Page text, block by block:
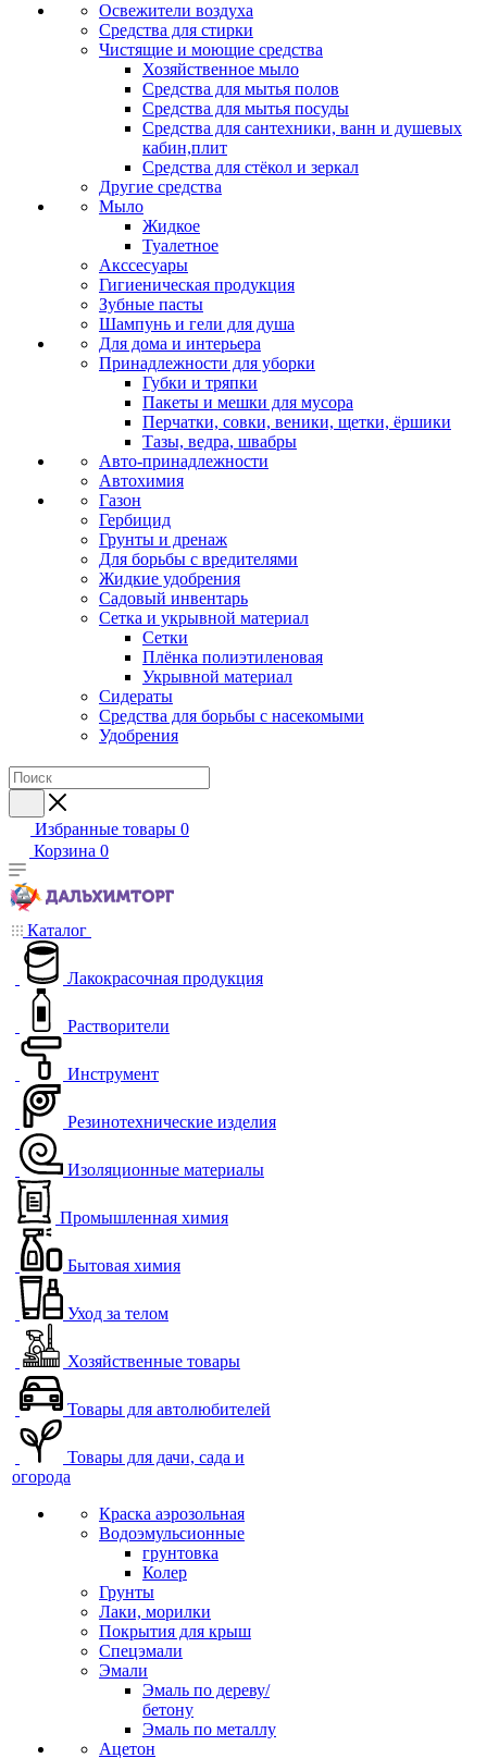
Освежители воздуха
Средства для стирки
Чистящие и моющие средства
Хозяйственное мыло
Средства для мытья полов
Средства для мытья посуды
Средства для сантехники, ванн и душевых
кабин,плит
Средства для стёкол и зеркал
Другие средства
Мыло
Жидкое
Туалетное
Акссесуары
Гигиеническая продукция
Зубные пасты
Шампунь и гели для душа
Для дома и интерьера
Принадлежности для уборки
Губки и тряпки
Пакеты и мешки для мусора
Перчатки, совки, веники, щетки, ёршики
Тазы, ведра, швабры
Авто-принадлежности
Автохимия
Газон
Гербицид
Грунты и дренаж
Для борьбы с вредителями
Жидкие удобрения
Садовый инвентарь
Сетка и укрывной материал
Сетки
Плёнка полиэтиленовая
Укрывной материал
Сидераты
Средства для борьбы с насекомыми
Удобрения
Избранные товары 0
Корзина 0
Каталог
Лакокрасочная продукция
Растворители
Инструмент
Резинотехнические изделия
Изоляционные материалы
Промышленная химия
Бытовая химия
Уход за телом
Хозяйственные товары
Товары для автолюбителей
Товары для дачи, сада и
огорода
Краска аэрозольная
Водоэмульсионные
грунтовка
Колер
Грунты
Лаки, морилки
Покрытия для крыш
Спецэмали
Эмали
Эмаль по дереву/
бетону
Эмаль по металлу
Ацетон